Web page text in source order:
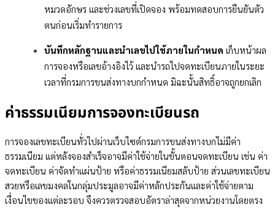
หมวดอักษร และช่วงเลขที่เปิดจอง พร้อมทดสอบการยืนยันตัว
ตนก่อนเริ่มทำรายการ
บันทึกหลักฐานและนำเลขไปใช้ภายในกำหนด เก็บหน้าผล
การจองหรือเลขอ้างอิงไว้ และนำรถไปจดทะเบียนภายในระยะ
เวลาที่กรมการขนส่งทางบกกำหนด มิฉะนั้นสิทธิ์อาจถูกยกเลิก
ค่าธรรมเนียมการจองทะเบียนรถ
การจองเลขทะเบียนทั่วไปผ่านเว็บไซต์กรมการขนส่งทางบกไม่มีค่า
ธรรมเนียม แต่หลังจองสำเร็จอาจมีค่าใช้จ่ายในขั้นตอนจดทะเบียน เช่น ค่า
จดทะเบียน ค่าจัดทำแผ่นป้าย หรือค่าธรรมเนียมสลับป้าย ส่วนเลขทะเบียน
สวยหรือเลขมงคลในกลุ่มประมูลอาจมีค่าหลักประกันและค่าใช้จ่ายตาม
เงื่อนไขของแต่ละรอบ จึงควรตรวจสอบอัตราล่าสุดจากหน่วยงานโดยตรง